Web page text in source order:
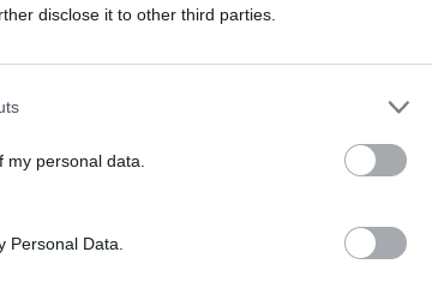
disclose it to other third parties.
personal data.
Personal Data.
6/7 21:00